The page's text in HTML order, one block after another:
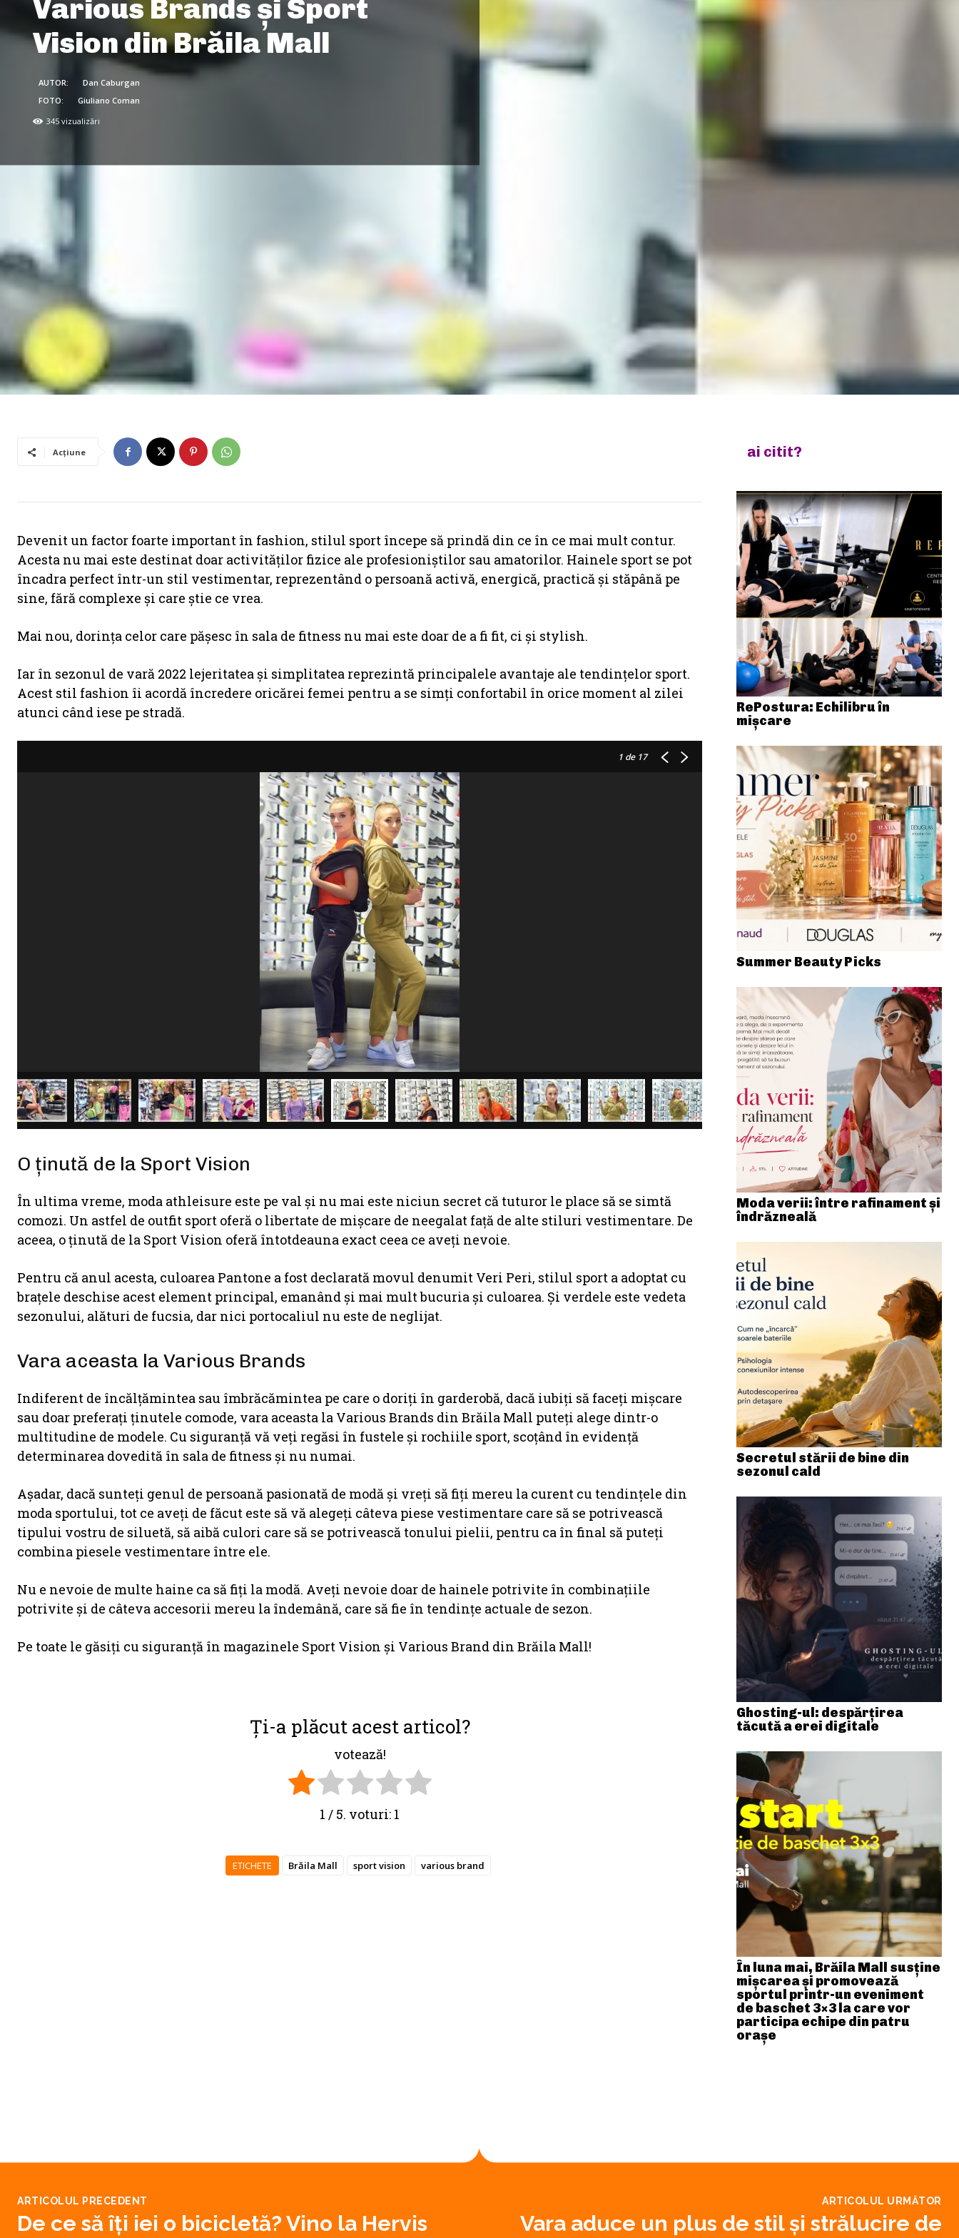
Various Brands și Sport
Vision din Brăila Mall
AUTOR:
Dan Caburgan
FOTO:
Giuliano Coman
345 vizualizări
Acțiune
Devenit un factor foarte important în fashion, stilul sport începe să prindă din ce în ce mai mult contur.
Acesta nu mai este destinat doar activităților fizice ale profesioniștilor sau amatorilor. Hainele sport se pot
încadra perfect într-un stil vestimentar, reprezentând o persoană activă, energică, practică și stăpână pe
sine, fără complexe și care știe ce vrea.
Mai nou, dorința celor care pășesc în sala de fitness nu mai este doar de a fi fit, ci și stylish.
Iar în sezonul de vară 2022 lejeritatea şi simplitatea reprezintă principalele avantaje ale tendinţelor sport.
Acest stil fashion îi acordă încredere oricărei femei pentru a se simți confortabil în orice moment al zilei
atunci când iese pe stradă.
1 de 17
O ținută de la Sport Vision
În ultima vreme, moda athleisure este pe val și nu mai este niciun secret că tuturor le place să se simtă
comozi. Un astfel de outfit sport oferă o libertate de mișcare de neegalat față de alte stiluri vestimentare. De
aceea, o ținută de la Sport Vision oferă întotdeauna exact ceea ce aveți nevoie.
Pentru că anul acesta, culoarea Pantone a fost declarată movul denumit Veri Peri, stilul sport a adoptat cu
brațele deschise acest element principal, emanând și mai mult bucuria și culoarea. Și verdele este vedeta
sezonului, alături de fucsia, dar nici portocaliul nu este de neglijat.
Vara aceasta la Various Brands
Indiferent de încălţămintea sau îmbrăcămintea pe care o doriți în garderobă, dacă iubiți să faceți mișcare
sau doar preferați ținutele comode, vara aceasta la Various Brands din Brăila Mall puteți alege dintr-o
multitudine de modele. Cu siguranță vă veți regăsi în fustele și rochiile sport, scoțând în evidență
determinarea dovedită în sala de fitness și nu numai.
Așadar, dacă sunteți genul de persoană pasionată de modă și vreți să fiți mereu la curent cu tendințele din
moda sportului, tot ce aveți de făcut este să vă alegeți câteva piese vestimentare care să se potrivească
tipului vostru de siluetă, să aibă culori care să se potrivească tonului pielii, pentru ca în final să puteţi
combina piesele vestimentare între ele.
Nu e nevoie de multe haine ca să fiți la modă. Aveți nevoie doar de hainele potrivite în combinațiile
potrivite și de câteva accesorii mereu la îndemână, care să fie în tendințe actuale de sezon.
Pe toate le găsiți cu siguranţă în magazinele Sport Vision şi Various Brand din Brăila Mall!
Ți-a plăcut acest articol?
votează!
1 / 5. voturi: 1
ETICHETE Brăila Mall sport vision various brand
ai citit?
RePostura: Echilibru în
mișcare
Summer Beauty Picks
Moda verii: între rafinament și
îndrăzneală
Secretul stării de bine din
sezonul cald
Ghosting-ul: despărțirea
tăcută a erei digitale
În luna mai, Brăila Mall susține
mişcarea și promovează
sportul printr-un eveniment
de baschet 3×3 la care vor
participa echipe din patru
orașe
ARTICOLUL PRECEDENT
De ce să îți iei o bicicletă? Vino la Hervis
ARTICOLUL URMĂTOR
Vara aduce un plus de stil și strălucire de